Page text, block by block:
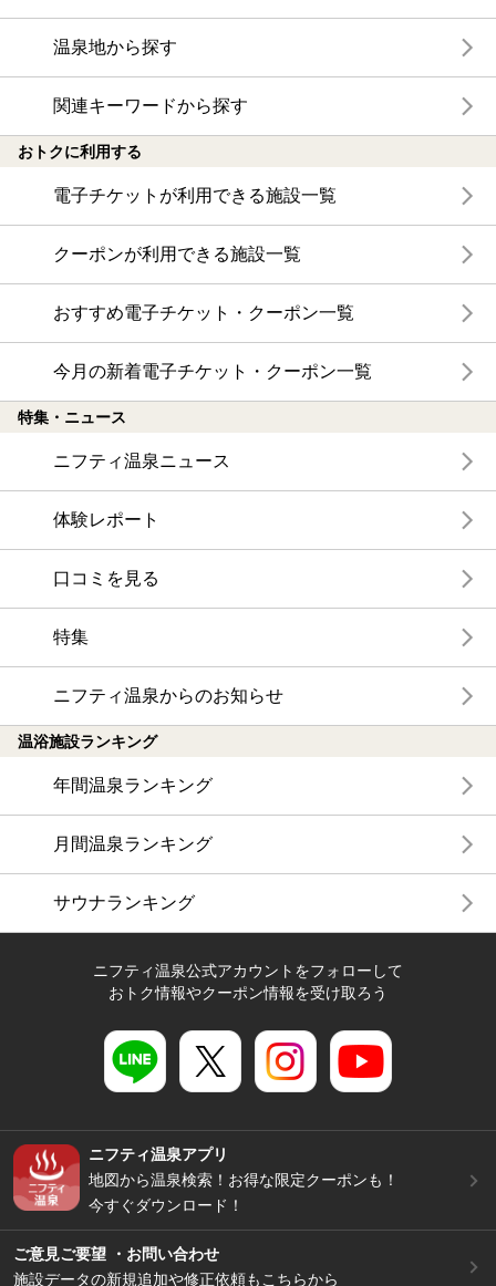
温泉地から探す
関連キーワードから探す
おトクに利用する
電子チケットが利用できる施設一覧
クーポンが利用できる施設一覧
おすすめ電子チケット・クーポン一覧
今月の新着電子チケット・クーポン一覧
特集・ニュース
ニフティ温泉ニュース
体験レポート
口コミを見る
特集
ニフティ温泉からのお知らせ
温浴施設ランキング
年間温泉ランキング
月間温泉ランキング
サウナランキング
ニフティ温泉公式アカウントをフォローして
おトク情報やクーポン情報を受け取ろう
ニフティ温泉アプリ
地図から温泉検索！お得な限定クーポンも！
今すぐダウンロード！
ご意見ご要望 ・お問い合わせ
施設データの新規追加や修正依頼もこちらから